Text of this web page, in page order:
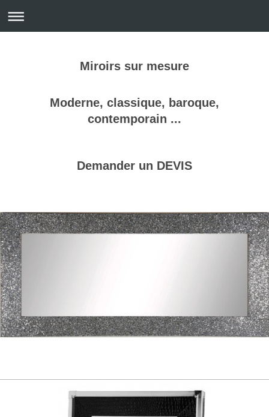
Miroirs sur mesure
Moderne, classique, baroque,
contemporain ...
Demander un DEVIS